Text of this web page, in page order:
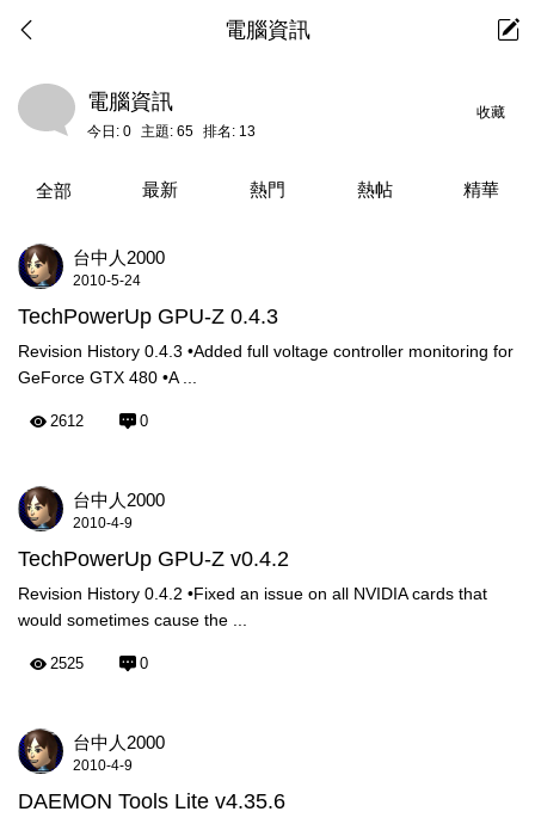
電腦資訊
收藏
電腦資訊
今日: 0 主題: 65 排名: 13
全部 最新 熱門 熱帖 精華
台中人2000
2010-5-24
TechPowerUp GPU-Z 0.4.3
Revision History 0.4.3 •Added full voltage controller monitoring for
GeForce GTX 480 •A ...
2612 0
台中人2000
2010-4-9
TechPowerUp GPU-Z v0.4.2
Revision History 0.4.2 •Fixed an issue on all NVIDIA cards that
would sometimes cause the ...
2525 0
台中人2000
2010-4-9
DAEMON Tools Lite v4.35.6